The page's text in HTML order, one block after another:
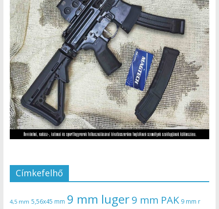
Címkefelhő
4,5 mm 5,56x45 mm 9 mm luger9 mm PAK 9 mm r